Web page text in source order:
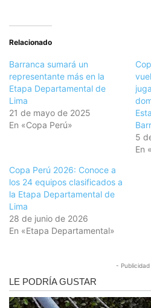
Relacionado
Barranca sumará un
representante más en la
Etapa Departamental de
Lima
21 de mayo de 2025
En «Copa Perú»
5
En
Copa Perú 2026: Conoce a
los 24 equipos clasificados a
la Etapa Departamental de
Lima
28 de junio de 2026
En «Etapa Departamental»
- Publicidad